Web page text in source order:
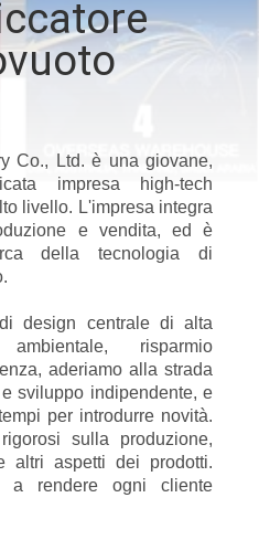
Co., Ltd. è una giovane,
impresa high-tech
livello. L'impresa integra
e vendita, ed è
della tecnologia di
design centrale di alta
risparmio
aderiamo alla strada
sviluppo indipendente, e
per introdurre novità.
sulla produzione,
altri aspetti dei prodotti.
a rendere ogni cliente